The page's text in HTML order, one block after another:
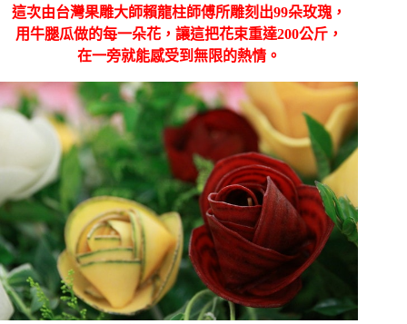
這次由台灣果雕大師賴龍柱師傅所雕刻出99朵玫瑰，
用牛腿瓜做的每一朵花，讓這把花束重達200公斤，
在一旁就能感受到無限的熱情。